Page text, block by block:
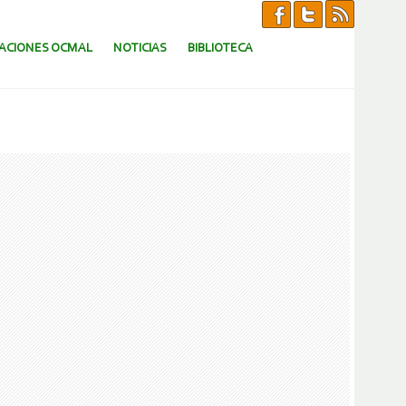
OCMAL NOTICIAS BIBLIOTECA